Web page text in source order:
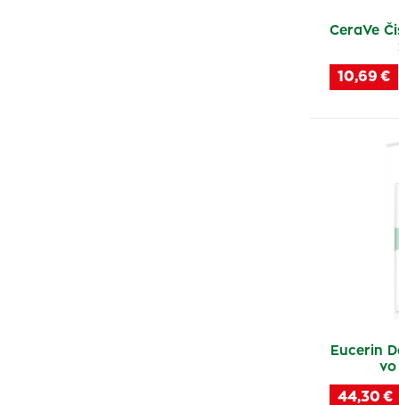
CeraVe
10,69 €
Eucerin
vo
44,30 €